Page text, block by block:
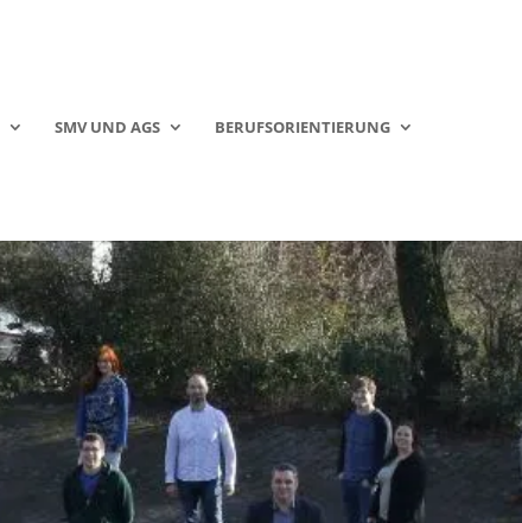
SMV UND AGS BERUFSORIENTIERUNG